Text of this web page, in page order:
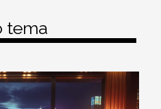
tema